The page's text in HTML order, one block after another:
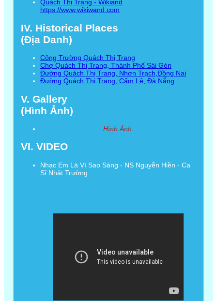
Quách Thị Trang - Wikiand
https://www.wikiwand.com
IV. Historical Places
(Địa Danh)
Công Trường Quách Thị Trang
Chợ Quách Thị Trang, Thành Phố Sài Gòn
Đường Quách Thị Trang, Nhơn Trạch,Đồng Nai
Đường Quách Thị Trang, Cẩm Lệ, Đà Nẵng
V. Gallery
(Hình Ảnh)
Hình Ảnh.
VI. VIDEO
Nhạc Em Là Vì Sao Sáng - NS Nguyễn Hiền - Ca
Sĩ Nhật Trường